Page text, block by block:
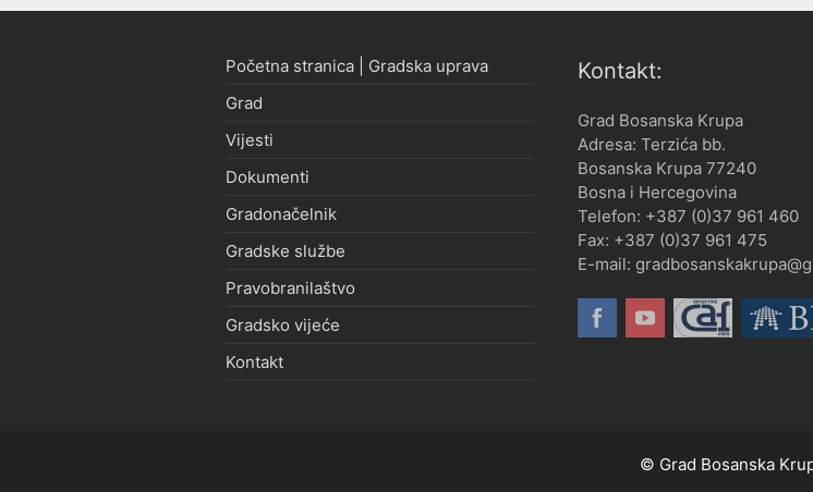
Početna stranica | Gradska uprava
Grad
Vijesti
Dokumenti
Gradonačelnik
Gradske službe
Pravobranilaštvo
Gradsko vijeće
Kontakt
Kontakt:
Grad Bosanska Krupa
Adresa: Terzića bb.
Bosanska Krupa 77240
Bosna i Hercegovina
Telefon: +387 (0)37 961 460
Fax: +387 (0)37 961 475
E-mail:
© Grad Bosanska